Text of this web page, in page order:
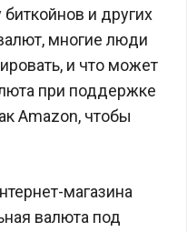
и других
многие люди
и что может
при поддержке
Amazon, чтобы
магазина
валюта под